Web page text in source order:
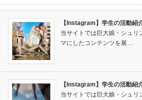
【Instagram】学生の活動紹
当サイトでは巨大娘・シュリ
マにしたコンテンツを展…
【Instagram】学生の活動紹
当サイトでは巨大娘・シュリ